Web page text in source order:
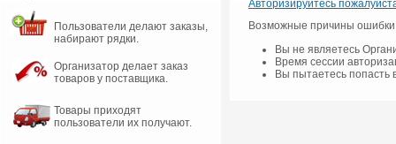
Авторизируйтесь
Возможные причины
Вы не являетесь
Время сессии
Вы пытаетесь попасть
Пользователи делают заказы,
набирают рядки.
Организатор делает заказ
товаров у поставщика.
Товары приходят
пользователи их получают.